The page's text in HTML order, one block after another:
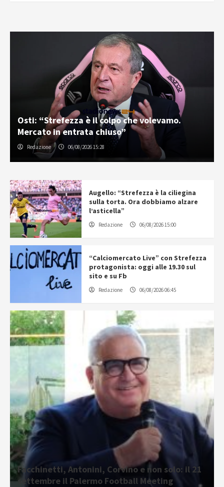
Osti: “Strefezza è il colpo che volevamo.
Mercato in entrata chiuso”
Redazione 06/08/2026 15:28
Augello: “Strefezza è la ciliegina
sulla torta. Ora dobbiamo alzare
l’asticella”
Redazione 06/08/2026 15:00
“Calciomercato Live” con Strefezza
protagonista: oggi alle 19.30 sul
sito e su Fb
Redazione 06/08/2026 06:45
Facchinetti, Antonini, Corvino e non solo: il 21
settembre il Palermo Football Meeting